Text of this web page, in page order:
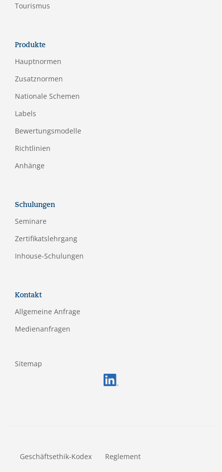
Tourismus
Produkte
Hauptnormen
Zusatznormen
Nationale Schemen
Labels
Bewertungsmodelle
Richtlinien
Anhänge
Schulungen
Seminare
Zertifikatslehrgang
Inhouse-Schulungen
Kontakt
Allgemeine Anfrage
Medienanfragen
Sitemap
Geschäftsethik-Kodex Reglement